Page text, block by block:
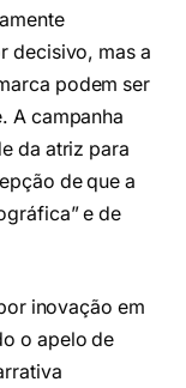
decisivo, mas a
podem ser
A campanha
da atriz para
de que a
e de
inovação em
o apelo de